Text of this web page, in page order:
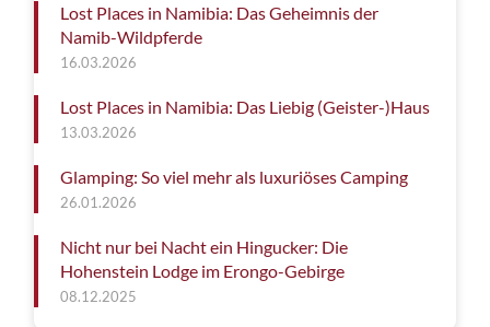
Lost Places in Namibia: Das Geheimnis der
Namib-Wildpferde
16.03.2026
Lost Places in Namibia: Das Liebig (Geister-)Haus
13.03.2026
Glamping: So viel mehr als luxuriöses Camping
26.01.2026
Nicht nur bei Nacht ein Hingucker: Die
Hohenstein Lodge im Erongo-Gebirge
08.12.2025